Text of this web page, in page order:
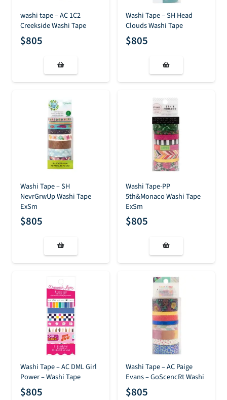
washi tape – AC 1C2
Creekside Washi Tape
$805
Washi Tape – SH Head
Clouds Washi Tape
$805
Washi Tape – SH
NevrGrwUp Washi Tape
ExSm
$805
Washi Tape-PP
5th&Monaco Washi Tape
ExSm
$805
Washi Tape – AC DML Girl
Power – Washi Tape
$805
Washi Tape – AC Paige
Evans – GoScencRt Washi
$805